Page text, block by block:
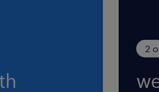
toonbank en registreert al je
2